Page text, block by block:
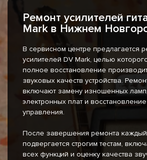
Ремонт усилителей
Mark в Нижнем
В сервисном центре предлагается
усилителей DV Mark, целью
полное восстановление
звуковых качеств устройства.
включают замену изношенных
электронных плат и
управления.
После завершения ремонта каждый
подвергается строгим тестам,
всех функций и оценку качества